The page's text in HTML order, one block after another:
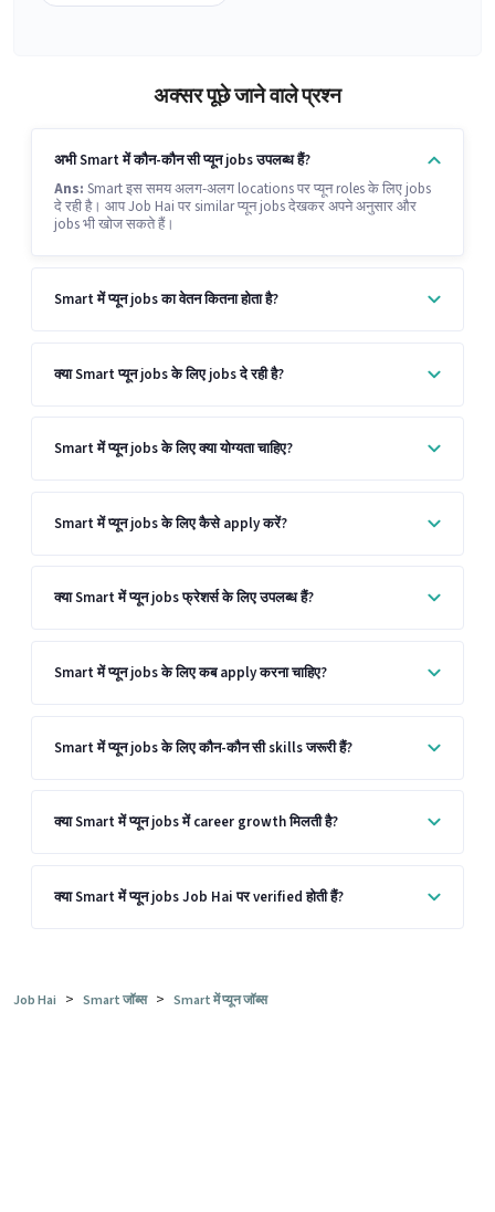
अक्सर पूछे जाने वाले प्रश्न
अभी Smart में कौन-कौन सी प्यून jobs उपलब्ध हैं?
Ans: Smart इस समय अलग-अलग locations पर प्यून roles के लिए jobs
दे रही है। आप Job Hai पर similar प्यून jobs देखकर अपने अनुसार और
jobs भी खोज सकते हैं।
Smart में प्यून jobs का वेतन कितना होता है?
क्या Smart प्यून jobs के लिए jobs दे रही है?
Smart में प्यून jobs के लिए क्या योग्यता चाहिए?
Smart में प्यून jobs के लिए कैसे apply करें?
क्या Smart में प्यून jobs फ्रेशर्स के लिए उपलब्ध हैं?
Smart में प्यून jobs के लिए कब apply करना चाहिए?
Smart में प्यून jobs के लिए कौन-कौन सी skills जरूरी हैं?
क्या Smart में प्यून jobs में career growth मिलती है?
क्या Smart में प्यून jobs Job Hai पर verified होती हैं?
Job Hai > Smart जॉब्स > Smart में प्यून जॉब्स